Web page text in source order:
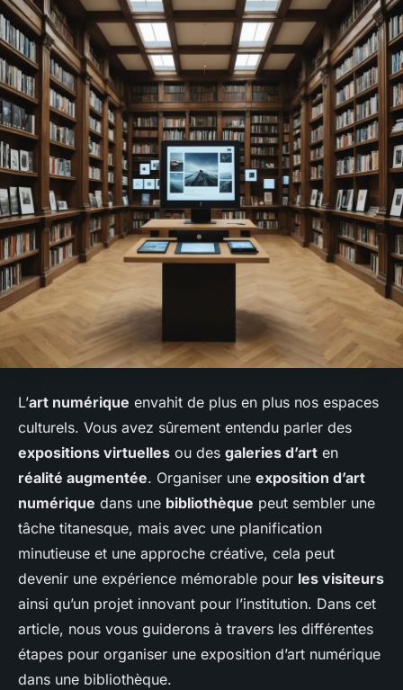
L’art numérique envahit de plus en plus nos espaces
culturels. Vous avez sûrement entendu parler des
expositions virtuelles ou des galeries d’art en
réalité augmentée. Organiser une exposition d’art
numérique dans une bibliothèque peut sembler une
tâche titanesque, mais avec une planification
minutieuse et une approche créative, cela peut
devenir une expérience mémorable pour les visiteurs
ainsi qu’un projet innovant pour l’institution. Dans cet
article, nous vous guiderons à travers les différentes
étapes pour organiser une exposition d’art numérique
dans une bibliothèque.